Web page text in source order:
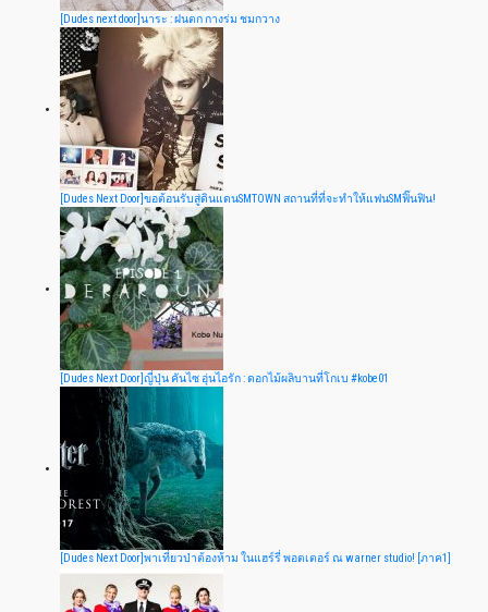
[Dudes next door]นาระ : ฝนตก กางร่ม ชมกวาง
[Dudes Next Door]ขอต้อนรับสู่ดินแดนSMTOWN สถานที่ที่จะทำให้แฟนSMฟิ๊นฟิน!
[Dudes Next Door]ญี่ปุ่น คันไซ อุ่นไอรัก : ดอกไม้ผลิบานที่โกเบ #kobe01
[Dudes Next Door]พาเที่ยวป่าต้องห้าม ในแฮร์รี่ พอตเตอร์ ณ warner studio! [ภาค1]